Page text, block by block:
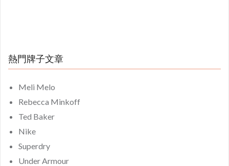
熱門牌子文章
Meli Melo
Rebecca Minkoff
Ted Baker
Nike
Superdry
Under Armour